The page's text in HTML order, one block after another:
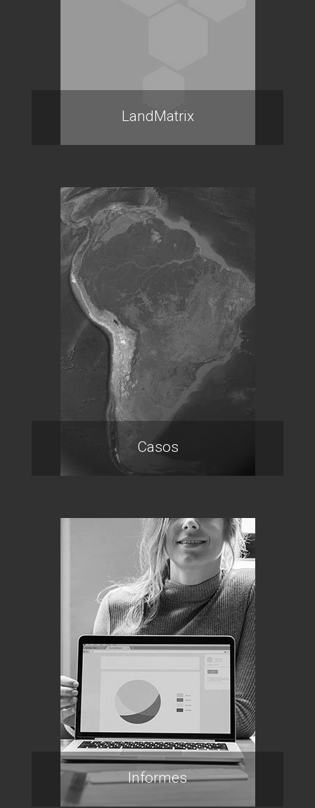
LandMatrix
Casos
Informes